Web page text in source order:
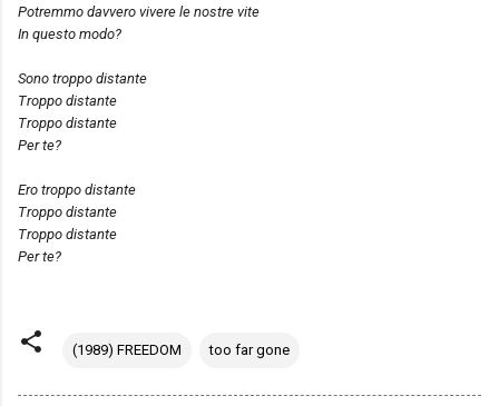
Potremmo davvero vivere le nostre vite
In questo modo?
Sono troppo distante
Troppo distante
Troppo distante
Per te?
Ero troppo distante
Troppo distante
Troppo distante
Per te?
(1989) FREEDOM too far gone